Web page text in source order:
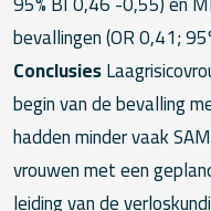
bevallingen (OR 0,41;
Conclusies
begin van de bevalling
hadden minder vaak
vrouwen met een
leiding van de